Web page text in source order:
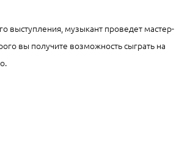
выступления, музыкант проведет мастер-
вы получите возможность сыграть на